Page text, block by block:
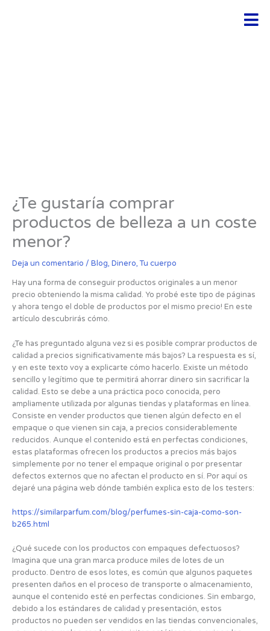
¿Te gustaría comprar
productos de belleza a un coste
menor?
Deja un comentario / Blog, Dinero,Tu cuerpo
Hay una forma de conseguir productos originales a un menor
precio obteniendo la misma calidad. Yo probé este tipo de páginas
y ahora tengo el doble de productos por el mismo precio! En este
artículo descubrirás cómo.
¿Te has preguntado alguna vez si es posible comprar productos de
calidad a precios significativamente más bajos? La respuesta es sí,
y en este texto voy a explicarte cómo hacerlo. Existe un método
sencillo y legítimo que te permitirá ahorrar dinero sin sacrificar la
calidad. Esto se debe a una práctica poco conocida, pero
ampliamente utilizada por algunas tiendas y plataformas en línea.
Consiste en vender productos que tienen algún defecto en el
empaque o que vienen sin caja, a precios considerablemente
reducidos. Aunque el contenido está en perfectas condiciones,
estas plataformas ofrecen los productos a precios más bajos
simplemente por no tener el empaque original o por presentar
defectos externos que no afectan el producto en sí. Por aquí os
dejaré una página web dónde también explica esto de los testers:
https://similarparfum.com/blog/perfumes-sin-caja-como-son-
b265.html
¿Qué sucede con los productos con empaques defectuosos?
Imagina que una gran marca produce miles de lotes de un
producto. Dentro de esos lotes, es común que algunos paquetes
presenten daños en el proceso de transporte o almacenamiento,
aunque el contenido esté en perfectas condiciones. Sin embargo,
debido a los estándares de calidad y presentación, estos
productos no pueden ser vendidos en las tiendas convencionales,